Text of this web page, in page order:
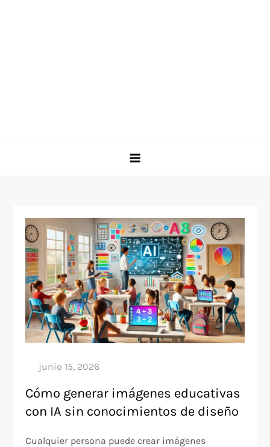
Cómo generar imágenes educativas
con IA sin conocimientos de diseño
Cualquier persona puede crear imágenes